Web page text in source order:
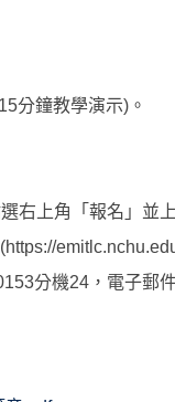
分鐘教學演示)。
右上角「報名」並
分機24，電子郵